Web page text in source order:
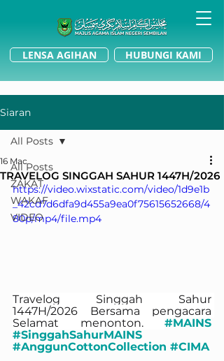
LENSA AGIHAN HUBUNGI KAMI
Siaran
All Posts
ZAKAT
WAKAF
VIDEO
All Posts
TRAVELOG SINGGAH SAHUR 1447H/2026
16 Mac
https://video.wixstatic.com/video/1d9e1b
_42cd7d6dfa9d455a9ea0f75615652668/4
80p/mp4/file.mp4
Travelog Singgah Sahur
1447H/2026 Bersama pengacara
Selamat menonton. #MAINS
#SinggahSahurMAINS
#AnggunCottonCollection #CIMA